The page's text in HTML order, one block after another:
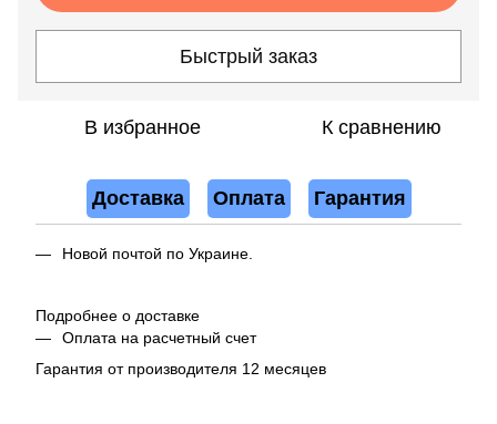
Быстрый заказ
В избранное К сравнению
Доставка Оплата Гарантия
Новой почтой по Украине.
Подробнее о доставке
Оплата на расчетный счет
Гарантия от производителя 12 месяцев